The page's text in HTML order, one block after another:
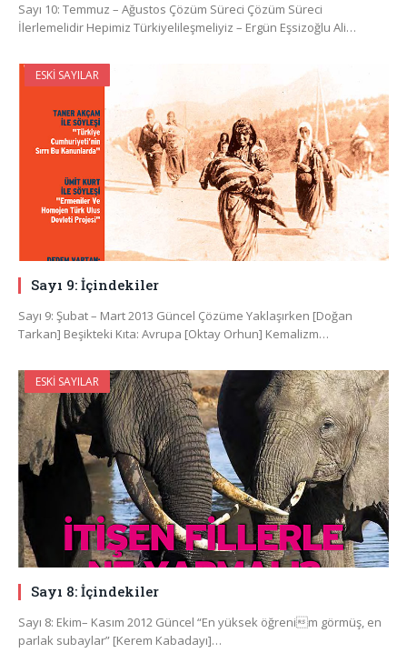
Sayı 10: Temmuz – Ağustos Çözüm Süreci Çözüm Süreci
İlerlemelidir Hepimiz Türkiyelileşmeliyiz – Ergün Eşsizoğlu Ali…
ESKI SAYILAR
Sayı 9: İçindekiler
Sayı 9: Şubat – Mart 2013 Güncel Çözüme Yaklaşırken [Doğan
Tarkan] Beşikteki Kıta: Avrupa [Oktay Orhun] Kemalizm…
ESKI SAYILAR
Sayı 8: İçindekiler
Sayı 8: Ekim– Kasım 2012 Güncel “En yüksek öğrenim görmüş, en
parlak subaylar” [Kerem Kabadayı]…